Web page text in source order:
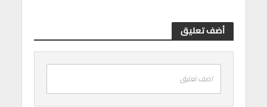
أضف تعليق
اضف تعليق